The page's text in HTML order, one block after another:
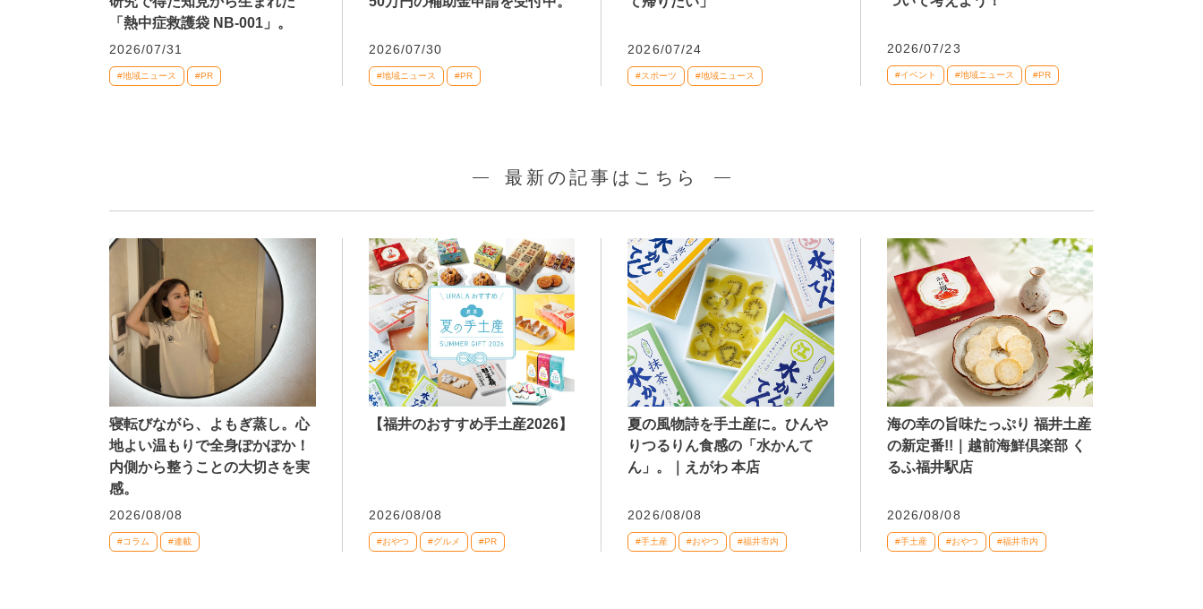
「熱中症救護袋 NB-001」。
2026/07/31
#地域ニュース #PR
2026/07/30
#地域ニュース #PR
2026/07/24
#スポーツ #地域ニュース
2026/07/23
#イベント #地域ニュース #PR
最新の記事はこちら
寝転びながら、よもぎ蒸し。心
地よい温もりで全身ぽかぽか！
内側から整うことの大切さを実
感。
2026/08/08
#コラム #連載
【福井のおすすめ手土産2026】
2026/08/08
#おやつ #グルメ #PR
夏の風物詩を手土産に。ひんや
りつるりん食感の「水かんて
ん」。｜えがわ 本店
2026/08/08
#手土産 #おやつ #福井市内
海の幸の旨味たっぷり 福井土産
の新定番!!｜越前海鮮倶楽部 く
るふ福井駅店
2026/08/08
#手土産 #おやつ #福井市内